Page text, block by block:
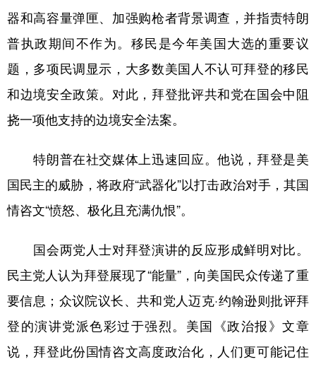
器和高容量弹匣、加强购枪者背景调查，并指责特朗
普执政期间不作为。移民是今年美国大选的重要议
题，多项民调显示，大多数美国人不认可拜登的移民
和边境安全政策。对此，拜登批评共和党在国会中阻
挠一项他支持的边境安全法案。
特朗普在社交媒体上迅速回应。他说，拜登是美
国民主的威胁，将政府“武器化”以打击政治对手，其国
情咨文“愤怒、极化且充满仇恨”。
国会两党人士对拜登演讲的反应形成鲜明对比。
民主党人认为拜登展现了“能量”，向美国民众传递了重
要信息；众议院议长、共和党人迈克·约翰逊则批评拜
登的演讲党派色彩过于强烈。美国《政治报》文章
说，拜登此份国情咨文高度政治化，人们更可能记住